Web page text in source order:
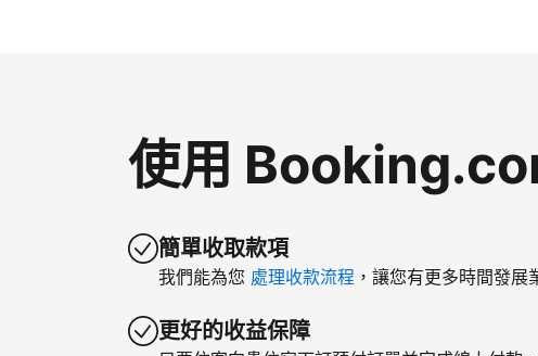
使用
簡單收取款項
我們能為您 處理收款流程 ，讓您有更多時間發展
更好的收益保障